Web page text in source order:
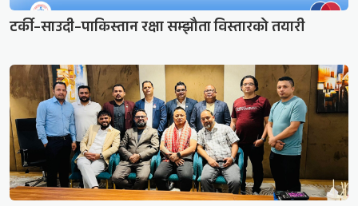
टर्की–साउदी–पाकिस्तान रक्षा सम्झौता विस्तारको तयारी